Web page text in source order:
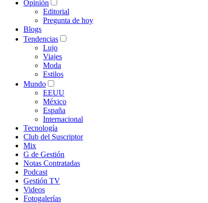
Opinión
Editorial
Pregunta de hoy
Blogs
Tendencias
Lujo
Viajes
Moda
Estilos
Mundo
EEUU
México
España
Internacional
Tecnología
Club del Suscriptor
Mix
G de Gestión
Notas Contratadas
Podcast
Gestión TV
Videos
Fotogalerías